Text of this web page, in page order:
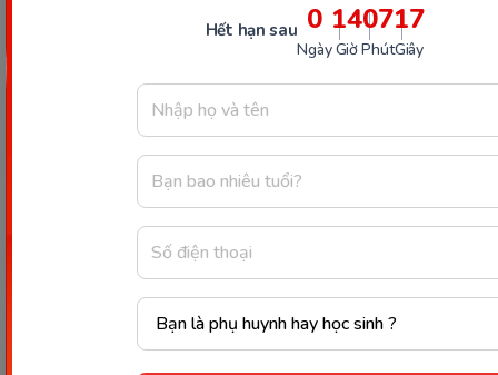
Hết hạn sau 0
Ngày
14
Giờ
07
Phút
15
Giây
Trên đây, là những chia sẻ thật lòng của mình về
những phương pháp dạy
cho trẻ. Các ba mẹ có thể tham khảo và
áp dụng cho bé nhà mình nhé!